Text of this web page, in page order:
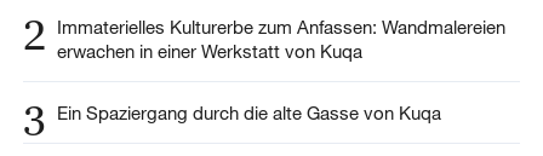
2
Immaterielles Kulturerbe zum Anfassen: Wandmalereien
erwachen in einer Werkstatt von Kuqa
3 Ein Spaziergang durch die alte Gasse von Kuqa